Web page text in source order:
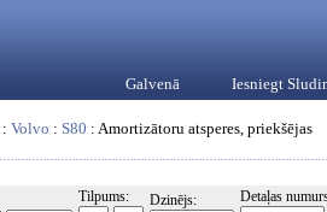
Galvenā Iesniegt
: Volvo : S80 : Amortizātoru atsperes, priekšējas
Tilpums:
Dzinējs: Detaļas